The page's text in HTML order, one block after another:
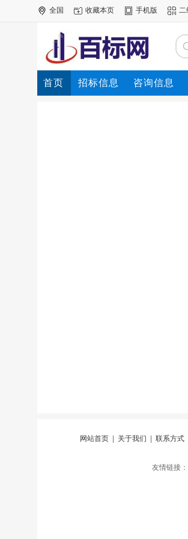
全国 收藏本页 手机版 二
首页 招标信息 咨询信息
网站首页| 关于我们 联系方式
友情链接：